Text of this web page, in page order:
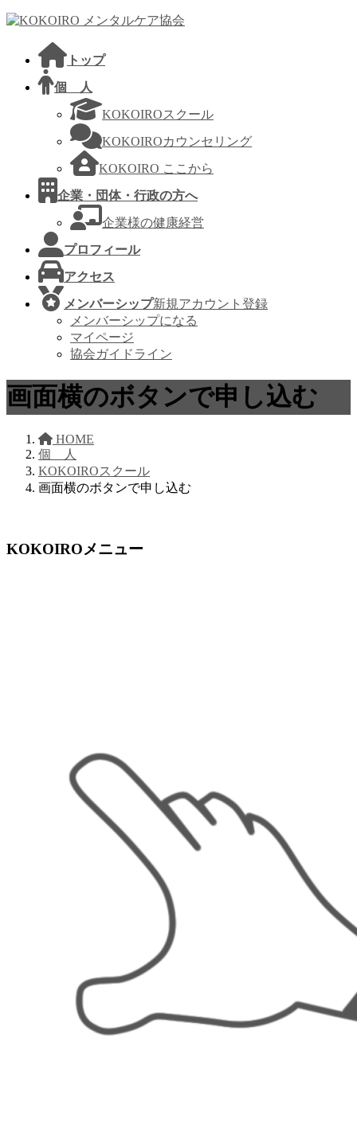
コ
ナ
トップ
個 人
KOKOIROスクール
KOKOIROカウンセリング
KOKOIRO ここから
企業・団体・行政の方へ
企業様の健康経営
プロフィール
アクセス
メンバーシップ新規アカウント登録
メンバーシップになる
マイページ
協会ガイドライン
画面横のボタンで申し込む
HOME
個 人
KOKOIROスクール
画面横のボタンで申し込む
KOKOIROメニュー